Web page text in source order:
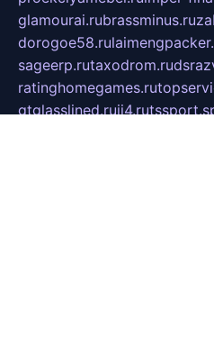
glamourai.rubrassminus.ru
dorogoe58.ru
sageerp.rutaxodrom.ru
ratinghomegames.ru
gtglasslined.ruii4.ru